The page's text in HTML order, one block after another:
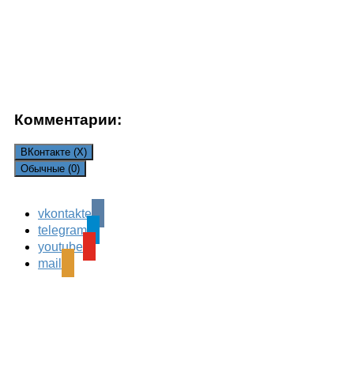
Комментарии:
ВКонтакте (X)
Обычные (0)
Comments are closed.
vkontakte
telegram
youtube
mail